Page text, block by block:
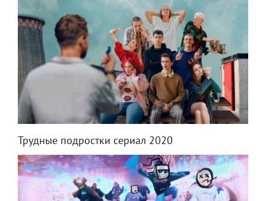
Трудные подростки сериал 2020